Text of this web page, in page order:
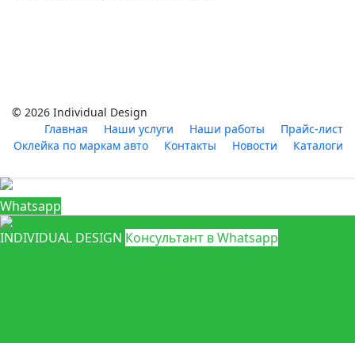
© 2026 Individual Design
Главная
Наши услуги Наши работы
Прайс-лист
Оклейка по маркам авто
Контакты Новости Каталоги
Whatsapp
INDIVIDUAL DESIGN Консультант в Whatsapp